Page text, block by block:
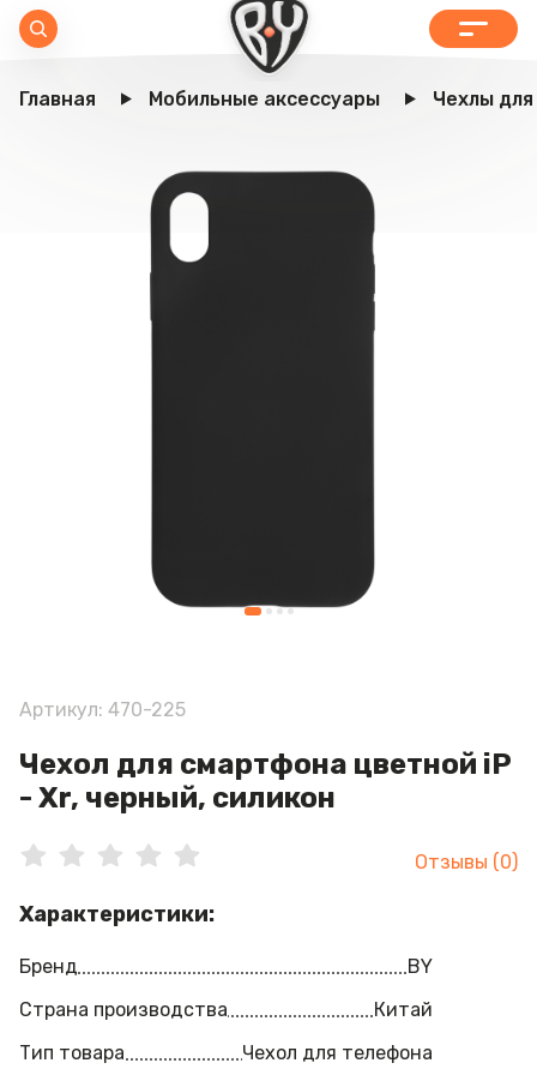
Главная Мобильные аксессуары Чехлы
Артикул: 470-225
Чехол для смартфона цветной iP
- Xr, черный, силикон
Отзывы (0)
Характеристики:
Бренд
BY
Страна производства
Китай
Тип товара
Чехол для телефона